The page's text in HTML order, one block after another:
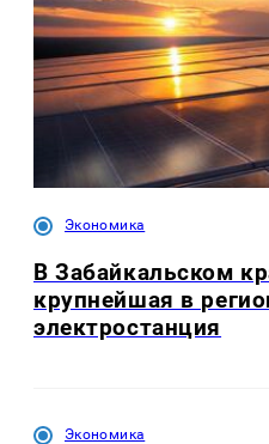
Экономика
В Забайкальском
крупнейшая в
электростанция
Экономика